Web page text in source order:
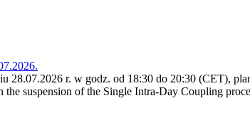
r. w godz. od 18:30 do 20:30 (CET),
suspension of the Single Intra-Day Coupling